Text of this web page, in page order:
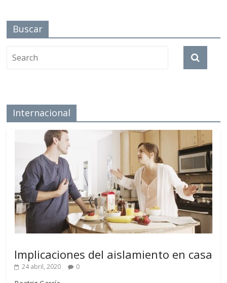
Buscar
Internacional
Implicaciones del aislamiento en casa
24 abril, 2020 0